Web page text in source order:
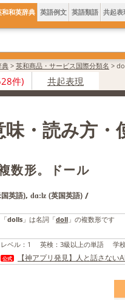
和和英辞典 英語例文 英語類語 共起表
典 > 英和商品・サービス国際分類名 >
件) 共起表現
・読み方・
数形。ドール
英語), dɑ:lz (英国英語) /
「dolls 」は名詞「doll 」の複数形です
レベル ： 1 英検 ： 3級以上の単語 学
公式 【神アプリ発見】人と話さない